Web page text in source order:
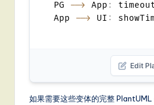
PG --> App :
App --> UI :
Edit
如果需要这些变体的完整 PlantUML